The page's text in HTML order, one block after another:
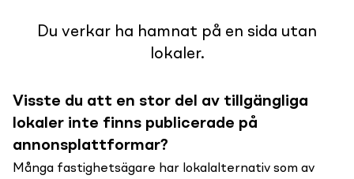
Du verkar ha hamnat på en sida utan
lokaler.
Visste du att en stor del av tillgängliga
lokaler inte finns publicerade på
annonsplattformar?
Många fastighetsägare har lokalalternativ som av